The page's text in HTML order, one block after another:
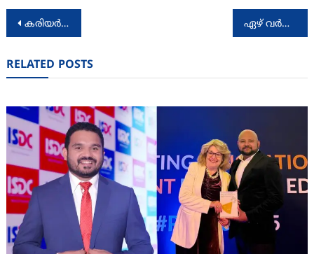
Post
കരിയര്‍ ഗൈഡന്‍സ് ഫാക്കല്‍റ്റി ഒഴിവ് ഏഴ് വർഷത്തിനിടെ സ്കൂളുകളിൽ നടത്തിയത് മൂവായിരം കോടിയുടെ വികസനം: മന്ത്രി വി. ശിവൻകുട്ടി
RELATED POSTS